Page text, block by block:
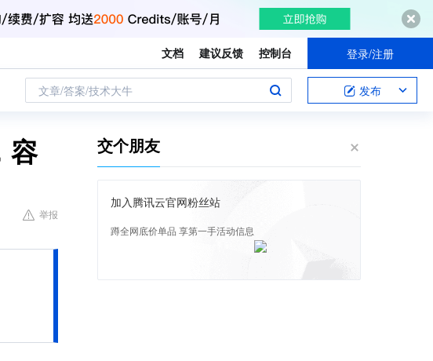
文档 建议反馈 控制台 登录/注册
文章/答案/技术大牛 发布
容
举报
交个朋友
加入腾讯云官网粉丝站
蹲全网底价单品 享第一手活动信息